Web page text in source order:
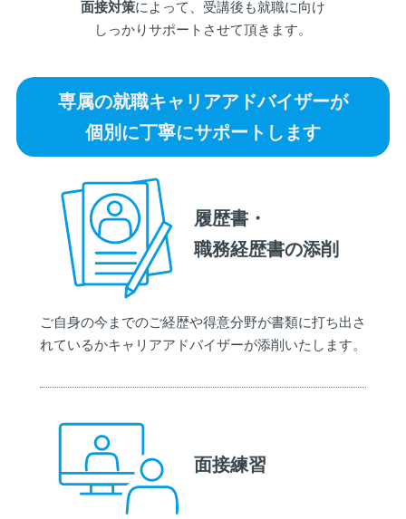
面接対策によって、受講後も就職に向け
しっかりサポートさせて頂きます。
専属の就職キャリアアドバイザーが
個別に丁寧にサポートします
履歴書・
職務経歴書の添削
ご自身の今までのご経歴や得意分野が書類に打ち出さ
れているかキャリアアドバイザーが添削いたします。
面接練習